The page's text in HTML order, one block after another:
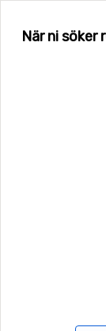
När ni söker